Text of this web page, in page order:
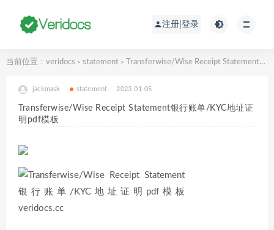
注册|登录
当前位置： veridocs > statement > Transferwise/Wise Receipt Statement银行账单/KYC地址证明pdf模板
jackmask statement 2023-01-05
Transferwise/Wise Receipt Statement银行账单/KYC地址证
明pdf模板